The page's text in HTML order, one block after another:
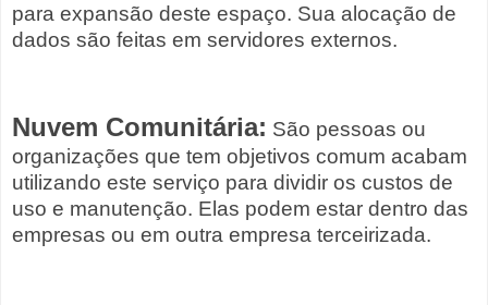
para expansão deste espaço. Sua alocação de
dados são feitas em servidores externos.
Nuvem Comunitária: São pessoas ou
organizações que tem objetivos comum acabam
utilizando este serviço para dividir os custos de
uso e manutenção. Elas podem estar dentro das
empresas ou em outra empresa terceirizada.